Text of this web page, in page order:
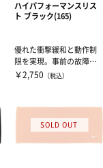
ハイパフォーマンスリス
ト ブラック(165)
優れた衝撃緩和と動作制
限を実現。事前の故障ケ
アにも最適2つの高反発パ
￥2,750 （税込）